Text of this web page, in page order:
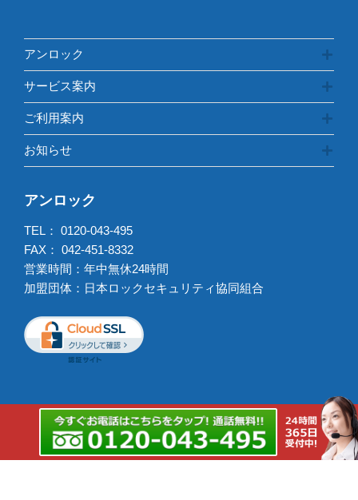
アンロック
サービス案内
ご利用案内
お知らせ
アンロック
TEL： 0120-043-495
FAX： 042-451-8332
営業時間：年中無休24時間
加盟団体：日本ロックセキュリティ協同組合
出張強化エリア
鍵交換出張強化エリア